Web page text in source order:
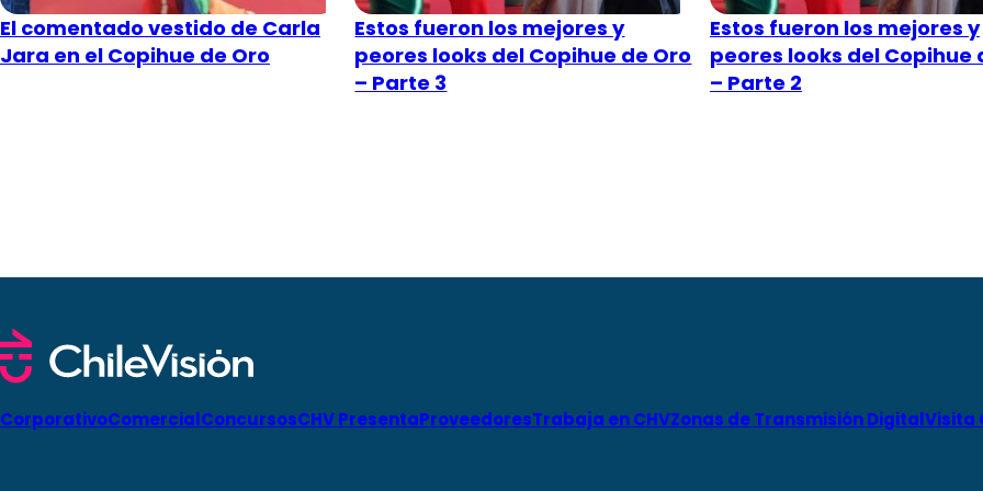
El comentado vestido de Carla
Jara en el Copihue de Oro
Estos fueron los mejores y
peores looks del Copihue de Oro
– Parte 3
Estos fueron los mejores y
peores looks del Copihue
– Parte 2
CorporativoComercialConcursosCHV PresentaProveedoresTrabaja en CHVZonas de Transmisión DigitalVisita